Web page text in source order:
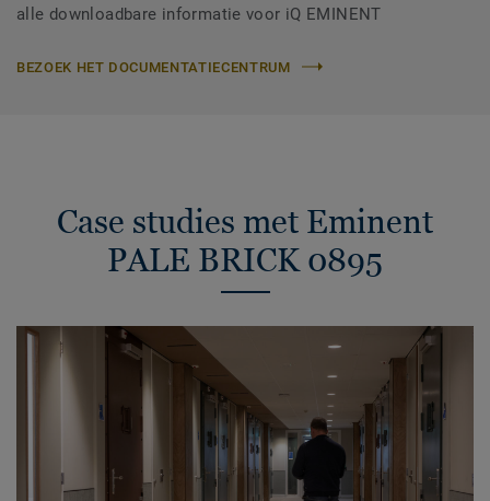
alle downloadbare informatie voor iQ EMINENT
BEZOEK HET DOCUMENTATIECENTRUM
Case studies met Eminent
PALE BRICK 0895